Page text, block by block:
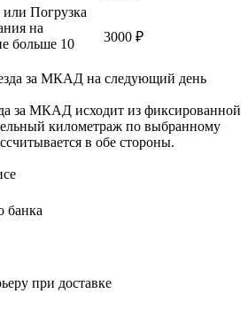
Погрузка
на
больше 10
3000 ₽
за МКАД на следующий день
за МКАД исходит из фиксированной
километраж по выбранному
в обе стороны.
банка
при доставке